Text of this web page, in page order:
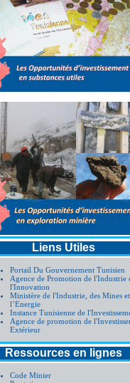
Annonce
procédure
Liens Utiles
Portail Du Gouvernement Tunisien
Agence de Promotion de l'Industrie
l'Innovation
Ministère de l'Industrie, des Mines
l’Energie
Instance Tunisienne de
Agence de promotion de
Extérieur
Ressources en lignes
Code Minier